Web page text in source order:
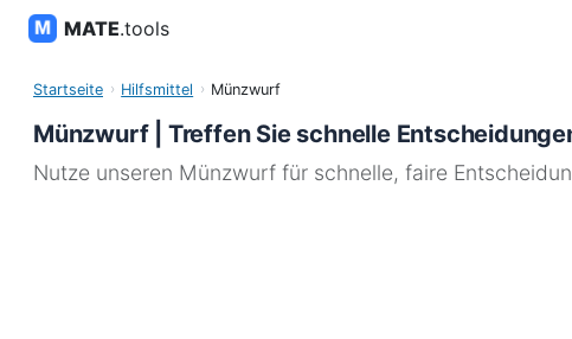
MATE.tools
Startseite Hilfsmittel Münzwurf
Münzwurf | Treffen Sie schnelle
Nutze unseren Münzwurf für schnelle, faire